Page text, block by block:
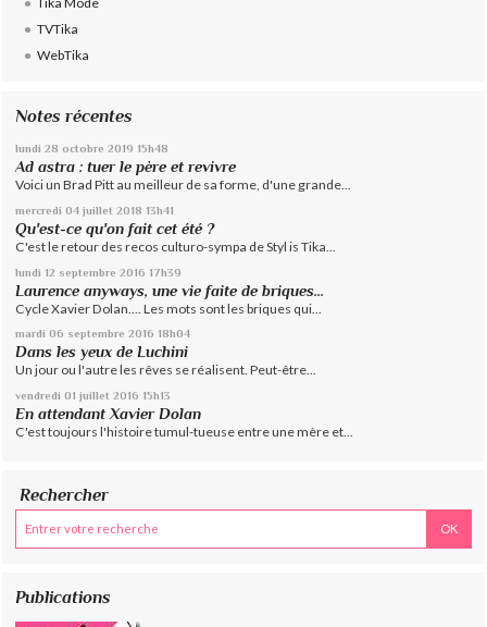
TVTika
WebTika
Notes récentes
lundi 28 octobre 2019 15h48
Ad astra : tuer le père et revivre
Voici un Brad Pitt au meilleur de sa forme, d'une grande...
mercredi 04 juillet 2018 13h41
Qu'est-ce qu'on fait cet été ?
C'est le retour des recos culturo-sympa de Styl is Tika...
lundi 12 septembre 2016 17h39
Laurence anyways, une vie faite de briques...
Cycle Xavier Dolan.... Les mots sont les briques qui...
mardi 06 septembre 2016 18h04
Dans les yeux de Luchini
Un jour ou l'autre les rêves se réalisent. Peut-être...
vendredi 01 juillet 2016 15h13
En attendant Xavier Dolan
C'est toujours l'histoire tumul-tueuse entre une mère et...
Rechercher
Publications